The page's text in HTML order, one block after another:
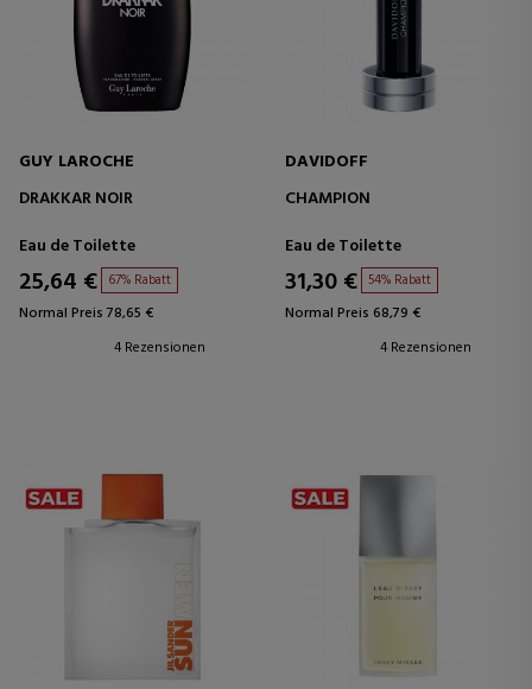
GUY LAROCHE
DRAKKAR NOIR
Eau de Toilette
25,64 € 67% Rabatt
Normal Preis 78,65 €
4 Rezensionen
DAVIDOFF
CHAMPION
Eau de Toilette
31,30 € 54% Rabatt
Normal Preis 68,79 €
4 Rezensionen